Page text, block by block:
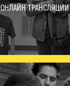
ОНЛАЙН ТРАНСЛЯЦИИ